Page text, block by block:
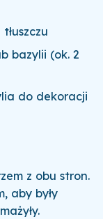
bazylii (ok. 2
do dekoracji
z obu stron.
aby były